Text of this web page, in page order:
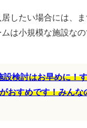
したい場合には、
は小規模な施設な
設検討はお早めに！
おすめです！みんな